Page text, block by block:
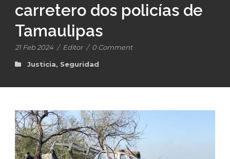
carretero dos policías de
Tamaulipas
21 Feb 2024 / Editor / 0 Comment
Justicia, Seguridad